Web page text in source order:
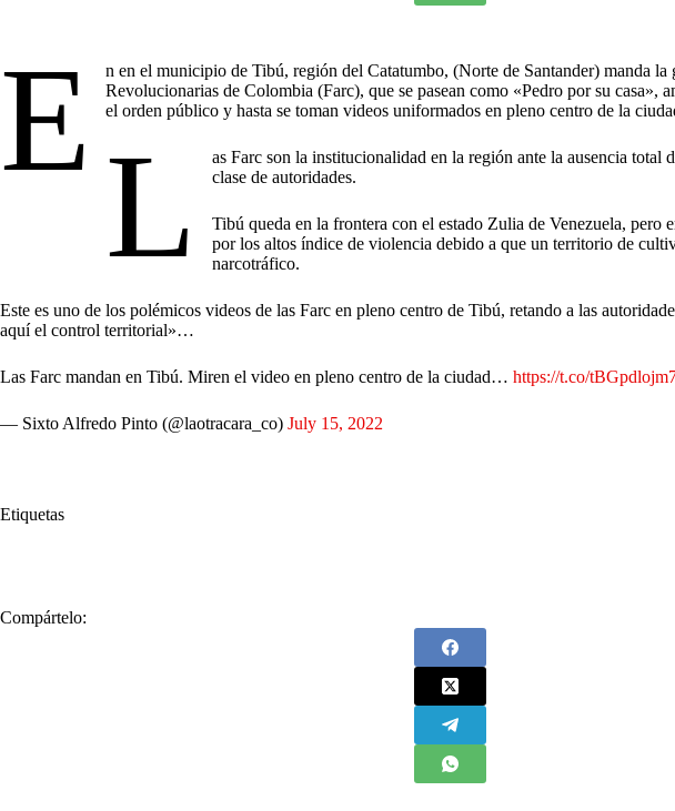
E
n en el municipio de Tibú, región del Catatumbo, (Norte de Santander) manda la
Revolucionarias de Colombia (Farc), que se pasean como «Pedro por su casa»,
el orden público y hasta se toman videos uniformados en pleno centro de la
L
as Farc son la institucionalidad en la región ante la ausencia total
clase de autoridades.
Tibú queda en la frontera con el estado Zulia de Venezuela, pero
por los altos índice de violencia debido a que un territorio de
narcotráfico.
Este es uno de los polémicos videos de las Farc en pleno centro de Tibú, retando a las
aquí el control territorial»…
Las Farc mandan en Tibú. Miren el video en pleno centro de la ciudad… https://t.co/
— Sixto Alfredo Pinto (@laotracara_co) July 15, 2022
Etiquetas
Compártelo: